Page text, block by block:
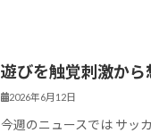
遊びを触覚刺激か
2026年6月12日
今週のニュースでは サッ